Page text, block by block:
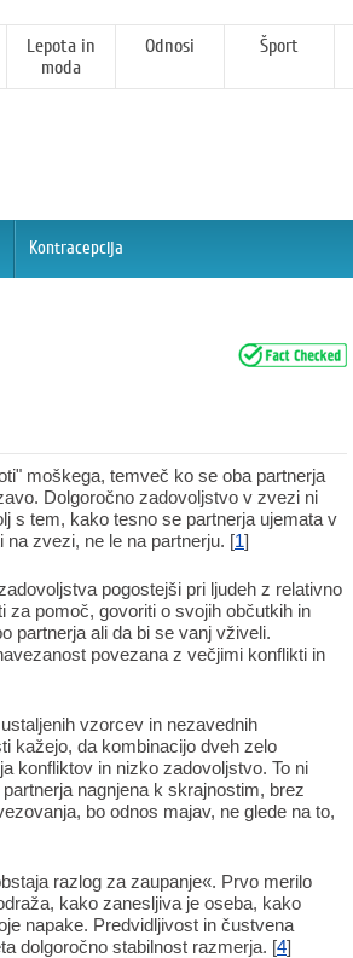
Lepota in
moda
Odnosi Šport
Kontracepcija
moškega, temveč ko se oba partnerja
Dolgoročno zadovoljstvo v zvezi ni
s tem, kako tesno se partnerja ujemata v
zvezi, ne le na partnerju. [1]
pogostejši pri ljudeh z relativno
za pomoč, govoriti o svojih občutkih in
partnerja ali da bi se vanj vživeli.
povezana z večjimi konflikti in
vzorcev in nezavednih
kažejo, da kombinacijo dveh zelo
konfliktov in nizko zadovoljstvo. To ni
nagnjena k skrajnostim, brez
bo odnos majav, ne glede na to,
razlog za zaupanje«. Prvo merilo
kako zanesljiva je oseba, kako
napake. Predvidljivost in čustvena
dolgoročno stabilnost razmerja. [4]